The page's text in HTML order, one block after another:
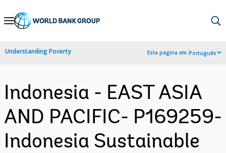
Skip
Navigation
Understanding Poverty Esta página em:Português
Indonesia - EAST ASIA
AND PACIFIC- P169259-
Indonesia Sustainable